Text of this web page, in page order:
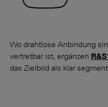
Wo drahtlose Anbindung
vertretbar ist, ergänzen
das Zielbild als klar